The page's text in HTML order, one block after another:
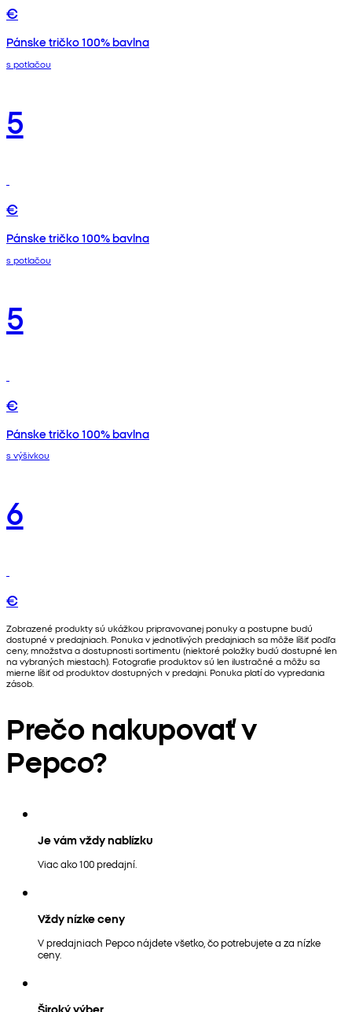
€
Pánske tričko 100% bavlna
s potlačou
5
€
Pánske tričko 100% bavlna
s potlačou
5
€
Pánske tričko 100% bavlna
s výšivkou
6
€
Zobrazené produkty sú ukážkou pripravovanej ponuky a postupne budú
dostupné v predajniach. Ponuka v jednotlivých predajniach sa môže líšiť podľa
ceny, množstva a dostupnosti sortimentu (niektoré položky budú dostupné len
na vybraných miestach). Fotografie produktov sú len ilustračné a môžu sa
mierne líšiť od produktov dostupných v predajni. Ponuka platí do vypredania
zásob.
Prečo nakupovať v
Pepco?
Je vám vždy nablízku
Viac ako 100 predajní.
Vždy nízke ceny
V predajniach Pepco nájdete všetko, čo potrebujete a za nízke
ceny.